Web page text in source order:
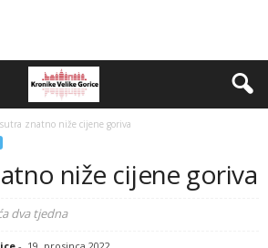
znatno niže cijene goriva
niže cijene goriva
dva tjedna